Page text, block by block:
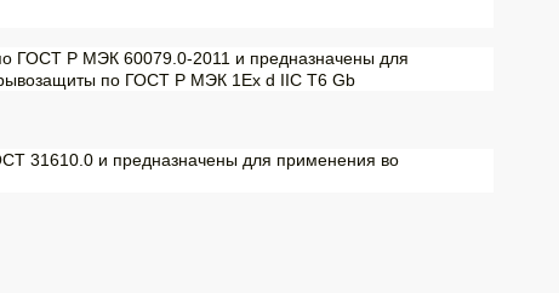
ГОСТ Р МЭК 60079.0-2011 и предназначены для
по ГОСТ Р МЭК 1Ex d IIС T6 Gb
31610.0 и предназначены для применения во